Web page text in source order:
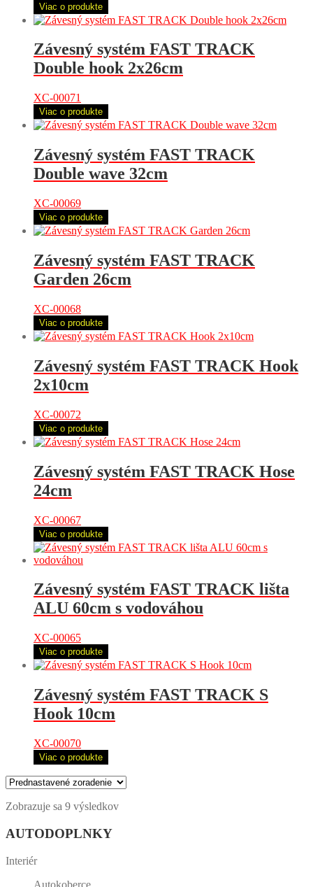
Viac o produkte
Závesný systém FAST TRACK
Double hook 2x26cm
XC-00071
Viac o produkte
Závesný systém FAST TRACK
Double wave 32cm
XC-00069
Viac o produkte
Závesný systém FAST TRACK
Garden 26cm
XC-00068
Viac o produkte
Závesný systém FAST TRACK Hook
2x10cm
XC-00072
Viac o produkte
Závesný systém FAST TRACK Hose
24cm
XC-00067
Viac o produkte
Závesný systém FAST TRACK lišta
ALU 60cm s vodováhou
XC-00065
Viac o produkte
Závesný systém FAST TRACK S
Hook 10cm
XC-00070
Viac o produkte
Zobrazuje sa 9 výsledkov
AUTODOPLNKY
Interiér
Autokoberce